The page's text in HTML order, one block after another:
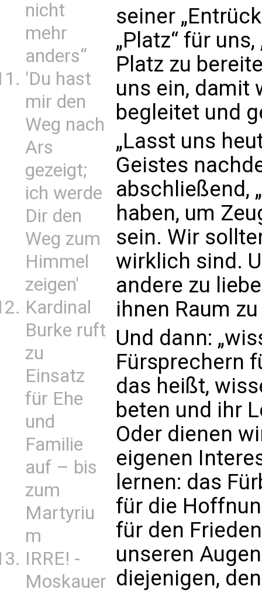
nicht
mehr
anders“
'Du hast
mir den
Weg nach
Ars
gezeigt;
ich werde
Dir den
Weg zum
Himmel
zeigen'
Kardinal
Burke ruft
zu
Einsatz
für Ehe
und
Familie
auf – bis
zum
Martyriu
m
IRRE! -
Moskauer
seiner
„Platz“ für
Platz zu
uns ein, damit
begleitet und
„Lasst uns
Geistes
abschließend,
haben, um
sein. Wir
wirklich sind.
andere zu
ihnen Raum
Und dann:
Fürsprechern
das heißt,
beten und ihr
Oder dienen
eigenen
lernen: das
für die
für den
unseren
diejenigen,